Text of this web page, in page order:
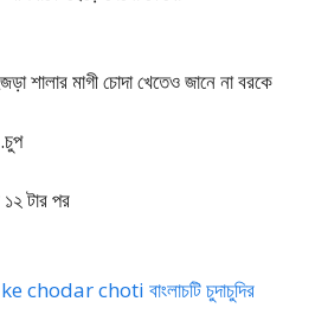
শালার মাগী চোদা খেতেও জানে না বরকে
টার পর
choti বাংলাচটি চুদাচুদির